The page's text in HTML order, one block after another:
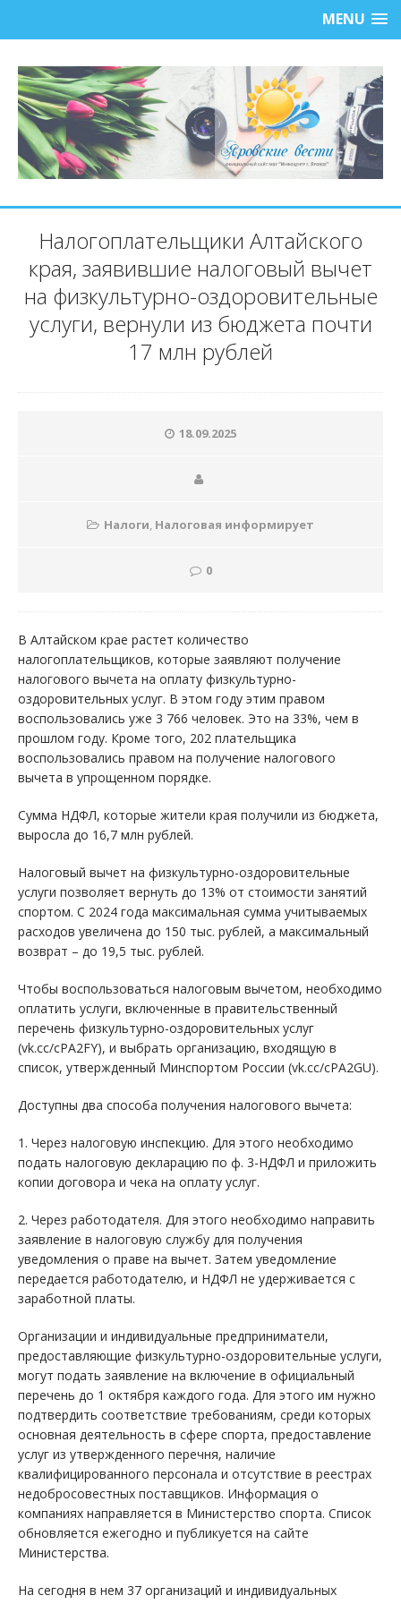
MENU
Налогоплательщики Алтайского
края, заявившие налоговый вычет
на физкультурно-оздоровительные
услуги, вернули из бюджета почти
17 млн рублей
18.09.2025
Налоги, Налоговая информирует
0
В Алтайском крае растет количество
налогоплательщиков, которые заявляют получение
налогового вычета на оплату физкультурно-
оздоровительных услуг. В этом году этим правом
воспользовались уже 3 766 человек. Это на 33%, чем в
прошлом году. Кроме того, 202 плательщика
воспользовались правом на получение налогового
вычета в упрощенном порядке.
Сумма НДФЛ, которые жители края получили из бюджета,
выросла до 16,7 млн рублей.
Налоговый вычет на физкультурно-оздоровительные
услуги позволяет вернуть до 13% от стоимости занятий
спортом. С 2024 года максимальная сумма учитываемых
расходов увеличена до 150 тыс. рублей, а максимальный
возврат – до 19,5 тыс. рублей.
Чтобы воспользоваться налоговым вычетом, необходимо
оплатить услуги, включенные в правительственный
перечень физкультурно-оздоровительных услуг
(vk.cc/cPA2FY), и выбрать организацию, входящую в
список, утвержденный Минспортом России (vk.cc/cPA2GU).
Доступны два способа получения налогового вычета:
1. Через налоговую инспекцию. Для этого необходимо
подать налоговую декларацию по ф. 3-НДФЛ и приложить
копии договора и чека на оплату услуг.
2. Через работодателя. Для этого необходимо направить
заявление в налоговую службу для получения
уведомления о праве на вычет. Затем уведомление
передается работодателю, и НДФЛ не удерживается с
заработной платы.
Организации и индивидуальные предприниматели,
предоставляющие физкультурно-оздоровительные услуги,
могут подать заявление на включение в официальный
перечень до 1 октября каждого года. Для этого им нужно
подтвердить соответствие требованиям, среди которых
основная деятельность в сфере спорта, предоставление
услуг из утвержденного перечня, наличие
квалифицированного персонала и отсутствие в реестрах
недобросовестных поставщиков. Информация о
компаниях направляется в Министерство спорта. Список
обновляется ежегодно и публикуется на сайте
Министерства.
На сегодня в нем 37 организаций и индивидуальных